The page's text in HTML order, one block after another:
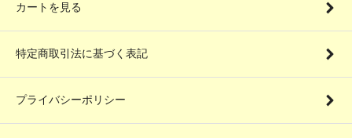
カートを見る
特定商取引法に基づく表記
プライバシーポリシー